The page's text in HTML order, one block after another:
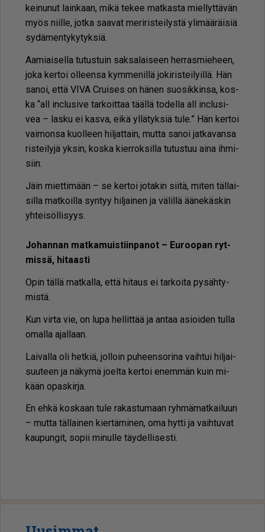
kei­nu­nut lain­kaan, mikä te­kee mat­kas­ta miel­lyt­tä­vän
myös niil­le, jot­ka saa­vat me­ri­ris­tei­lys­tä yli­mää­räi­siä
sy­dä­men­ty­ky­tyk­siä.
Aa­mi­ai­sel­la tu­tus­tuin sak­sa­lai­seen her­ras­mie­heen,
joka ker­toi ol­leen­sa kym­me­nil­lä jo­ki­ris­tei­lyil­lä. Hän
sa­noi, et­tä VIVA Crui­ses on hä­nen suo­sik­kin­sa, kos­
ka “all inc­lu­si­ve tar­koit­taa tääl­lä to­del­la all inc­lu­si­
vea – las­ku ei kas­va, ei­kä yl­lä­tyk­siä tule.” Hän ker­toi
vai­mon­sa kuol­leen hil­jat­tain, mut­ta sa­noi jat­ka­van­sa
ris­tei­ly­jä yk­sin, kos­ka kier­rok­sil­la tu­tus­tuu ai­na ih­mi­
siin.
Jäin miet­ti­mään – se ker­toi jo­ta­kin sii­tä, mi­ten täl­lai­
sil­la mat­koil­la syn­tyy hil­jai­nen ja vä­lil­lä ää­ne­käs­kin
yh­tei­söl­li­syys.
Jo­han­nan mat­ka­muis­tiin­pa­not – Eu­roo­pan ryt­
mis­sä, hi­taas­ti
Opin täl­lä mat­kal­la, et­tä hi­taus ei tar­koi­ta py­säh­ty­
mis­tä.
Kun vir­ta vie, on lupa hel­lit­tää ja an­taa asi­oi­den tul­la
omal­la ajal­laan.
Lai­val­la oli het­kiä, jol­loin pu­heen­so­ri­na vaih­tui hil­jai­
suu­teen ja nä­ky­mä jo­el­ta ker­toi enem­män kuin mi­
kään opas­kir­ja.
En eh­kä kos­kaan tule ra­kas­tu­maan ryh­mä­mat­kai­luun
– mut­ta täl­lai­nen kier­tä­mi­nen, oma hyt­ti ja vaih­tu­vat
kau­pun­git, so­pii mi­nul­le täy­del­li­ses­ti.